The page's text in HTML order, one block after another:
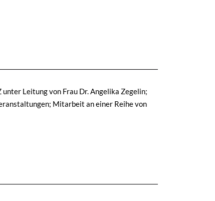
Leitung von Frau Dr. Angelika Zegelin;
Mitarbeit an einer Reihe von